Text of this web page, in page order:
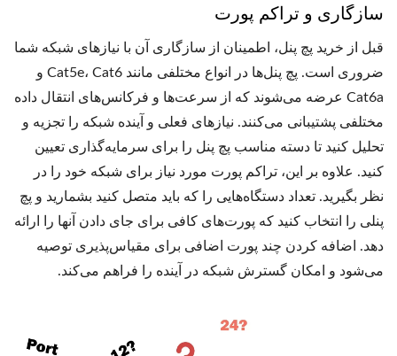
سازگاری و تراکم پورت
قبل از خرید پچ پنل، اطمینان از سازگاری آن با نیازهای شبکه شما
ضروری است. پچ پنل‌ها در انواع مختلفی مانند Cat5e، Cat6 و
Cat6a عرضه می‌شوند که از سرعت‌ها و فرکانس‌های انتقال داده
مختلفی پشتیبانی می‌کنند. نیازهای فعلی و آینده شبکه را تجزیه و
تحلیل کنید تا دسته مناسب پچ پنل را برای سرمایه‌گذاری تعیین
کنید. علاوه بر این، تراکم پورت مورد نیاز برای شبکه خود را در
نظر بگیرید. تعداد دستگاه‌هایی را که باید متصل کنید بشمارید و پچ
پنلی را انتخاب کنید که پورت‌های کافی برای جای دادن آنها را ارائه
دهد. اضافه کردن چند پورت اضافی برای مقیاس‌پذیری توصیه
می‌شود و امکان گسترش شبکه در آینده را فراهم می‌کند.